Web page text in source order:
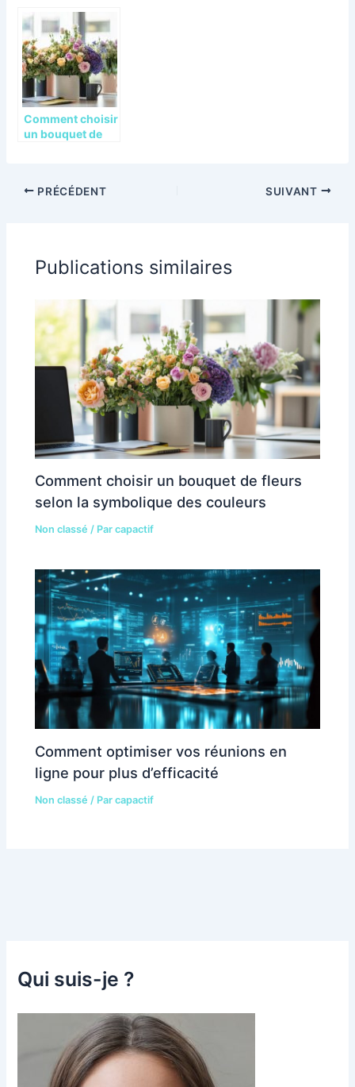
Comment choisir
un bouquet de
PRÉCÉDENT SUIVANT
Publications similaires
Comment choisir un bouquet de fleurs
selon la symbolique des couleurs
Non classé / Parcapactif
Comment optimiser vos réunions en
ligne pour plus d’efficacité
Non classé / Parcapactif
Qui suis-je ?